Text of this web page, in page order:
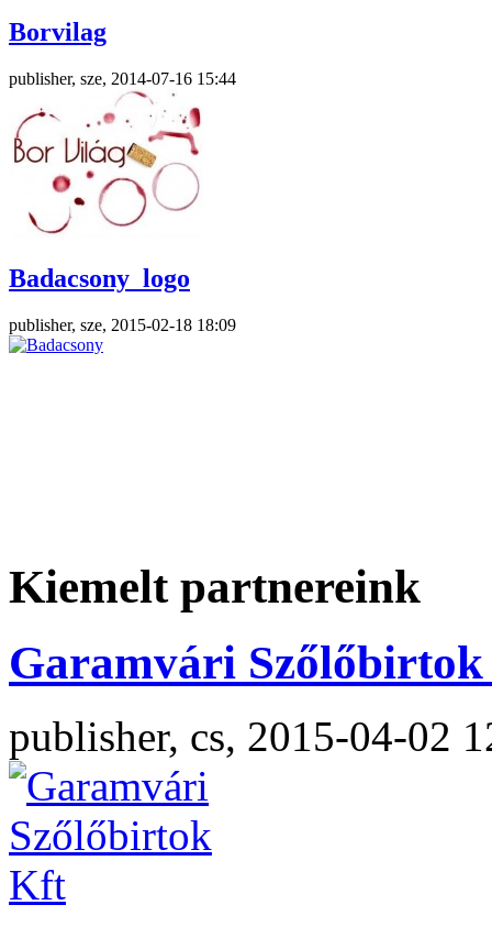
Borvilag
publisher, sze, 2014-07-16 15:44
Badacsony_logo
publisher, sze, 2015-02-18 18:09
Kiemelt partnereink
Garamvári
publisher, cs, 2015-04-02